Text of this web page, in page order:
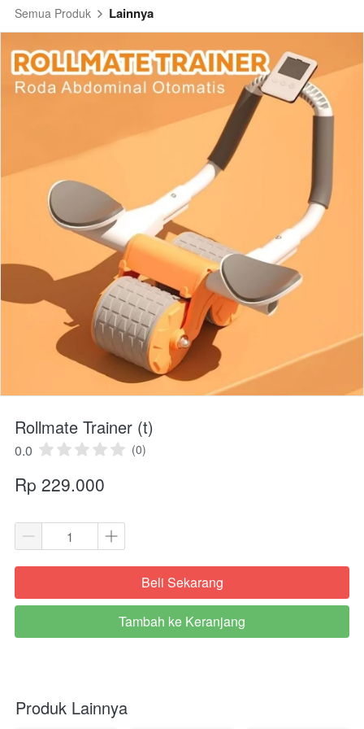
Semua Produk Lainnya
Rollmate Trainer (t)
0.0 (0)
Rp 229.000
`Beli Sekarang
`
Tambah ke Keranjang
Produk Lainnya